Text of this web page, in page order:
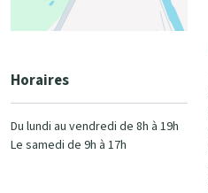
Horaires
Du lundi au vendredi de 8h à 19h
Le samedi de 9h à 17h